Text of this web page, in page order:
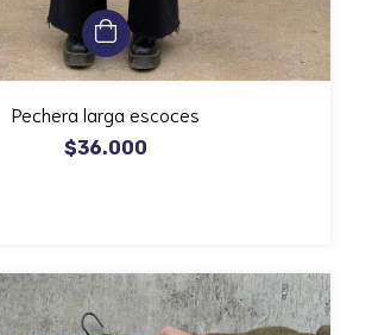
Pechera larga escoces
$36.000